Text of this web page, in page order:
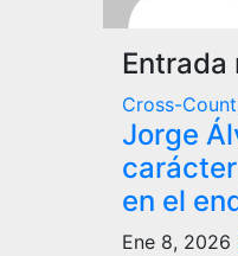
Entrada
Cross-
Jorge
en el
Ene 8, 2026